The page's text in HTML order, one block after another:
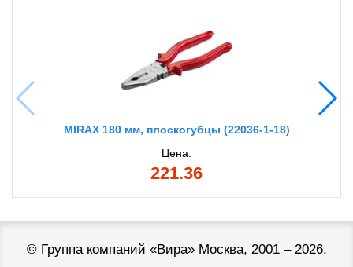
MIRAX 180 мм, плоскогубцы (22036-1-18)
Цена:
221.36
© Группа компаний «Вира»Москва, 2001 – 2026.